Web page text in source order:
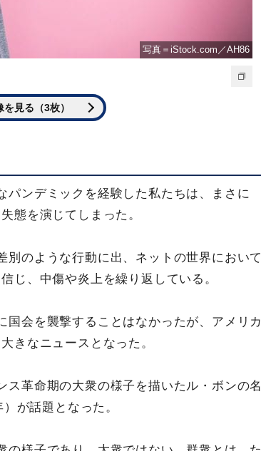
写真＝iStock.com／AH86
見る（3枚）
パンデミックを経験した私たちは、まさに
態を演じてしまった。
のような行動に出、ネットの世界において
じ、中傷や炎上を繰り返している。
会を襲撃することはなかったが、アメリカ
きなニュースとなった。
革命期の大衆の様子を描いたル・ボンの名
が話題となった。